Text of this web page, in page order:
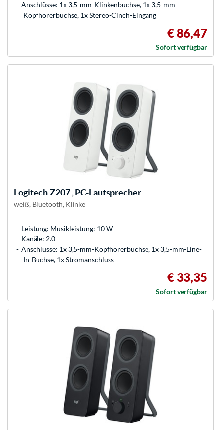
Anschlüsse: 1x 3,5-mm-Klinkenbuchse, 1x 3,5-mm-
Kopfhörerbuchse, 1x Stereo-Cinch-Eingang
€ 86,47
Sofort verfügbar
LogitechZ207 , PC-Lautsprecher
weiß, Bluetooth, Klinke
Leistung: Musikleistung: 10 W
Kanäle: 2.0
Anschlüsse: 1x 3,5-mm-Kopfhörerbuchse, 1x 3,5-mm-Line-
In-Buchse, 1x Stromanschluss
€ 33,35
Sofort verfügbar